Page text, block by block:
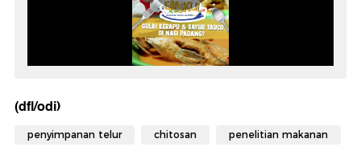
(dfl/odi)
penyimpanan telur chitosan penelitian makanan